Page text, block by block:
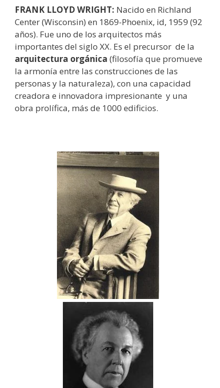
FRANK LLOYD WRIGHT: Nacido en Richland
Center (Wisconsin) en 1869-Phoenix, id, 1959 (92
años). Fue uno de los arquitectos más
importantes del siglo XX. Es el precursor de la
arquitectura orgánica (filosofía que promueve
la armonía entre las construcciones de las
personas y la naturaleza), con una capacidad
creadora e innovadora impresionante y una
obra prolífica, más de 1000 edificios.